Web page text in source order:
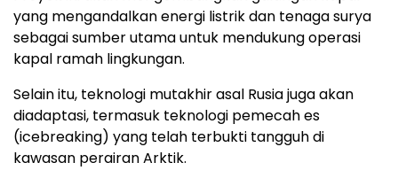
yang mengandalkan energi listrik dan tenaga surya
sebagai sumber utama untuk mendukung operasi
kapal ramah lingkungan.
Selain itu, teknologi mutakhir asal Rusia juga akan
diadaptasi, termasuk teknologi pemecah es
(icebreaking) yang telah terbukti tangguh di
kawasan perairan Arktik.